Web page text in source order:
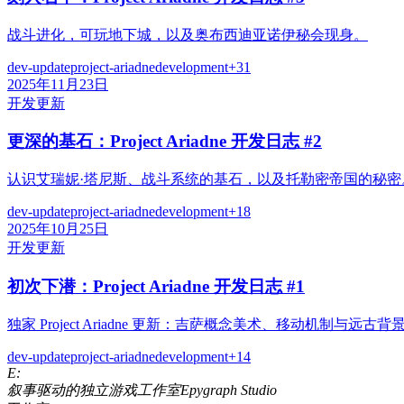
战斗进化，可玩地下城，以及奥布西迪亚诺伊秘会现身。
dev-updateproject-ariadnedevelopment+31
2025年11月23日
开发更新
更深的基石：Project Ariadne 开发日志 #2
认识艾瑞妮·塔尼斯、战斗系统的基石，以及托勒密帝国的秘密
dev-updateproject-ariadnedevelopment+18
2025年10月25日
开发更新
初次下潜：Project Ariadne 开发日志 #1
独家 Project Ariadne 更新：吉萨概念美术、移动机制与远古背景
dev-updateproject-ariadnedevelopment+14
E:
叙事驱动的独立游戏工作室Epygraph Studio